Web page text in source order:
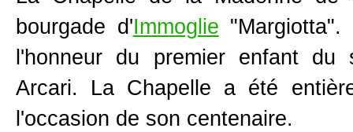
bourgade d'Immoglie
l'honneur du premier enfant du
Arcari. La Chapelle a été
l'occasion de son centenaire.